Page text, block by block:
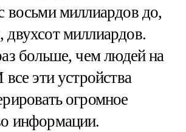
восьми миллиардов до,
миллиардов.
больше, чем людей на
эти устройства
огромное
информации.